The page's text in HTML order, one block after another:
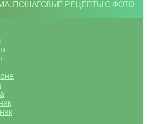
ПОШАГОВЫЕ РЕЦЕПТЫ С ФОТО